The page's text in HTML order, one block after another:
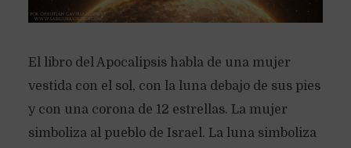
El libro del Apocalipsis habla de una mujer
vestida con el sol, con la luna debajo de sus pies
y con una corona de 12 estrellas. La mujer
simboliza al pueblo de Israel. La luna simboliza